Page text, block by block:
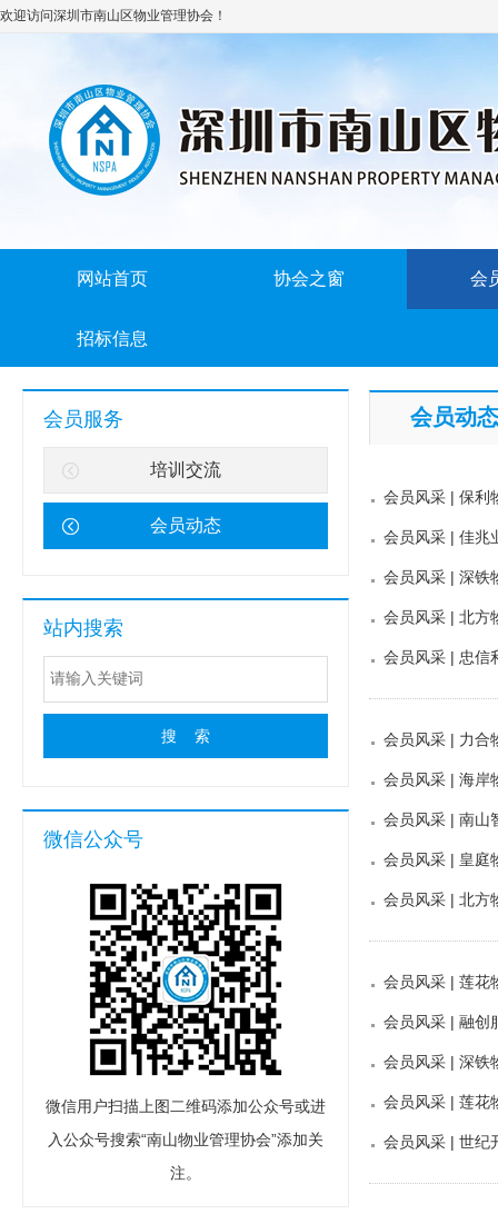
欢迎访问深圳市南山区物业管理协会！
网站首页 协会之窗 会
招标信息
会员服务
培训交流
会员动态
站内搜索
微信公众号
微信用户扫描上图二维码添加公众号或进
入公众号搜索“南山物业管理协会”添加关
注。
会员动态
会员风采 | 保利
会员风采 | 佳兆
会员风采 | 深铁
会员风采 | 北方
会员风采 | 忠信
会员风采 | 力合
会员风采 | 海岸
会员风采 | 南山
会员风采 | 皇庭
会员风采 | 北方
会员风采 | 莲花
会员风采 | 融创
会员风采 | 深铁
会员风采 | 莲花
会员风采 | 世纪